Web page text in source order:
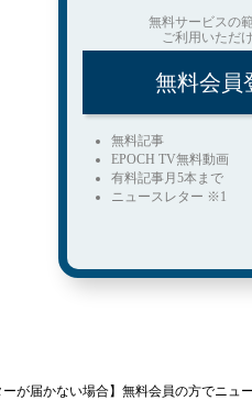
無料サービスの
ご利用いただ
無料会員
無料記事
EPOCH TV無料動画
有料記事月5本まで
ニュースレター ※1
が届かない場合】無料会員の方でニュ